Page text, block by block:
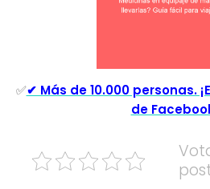
✅✔ Más de 10.000 personas.
de